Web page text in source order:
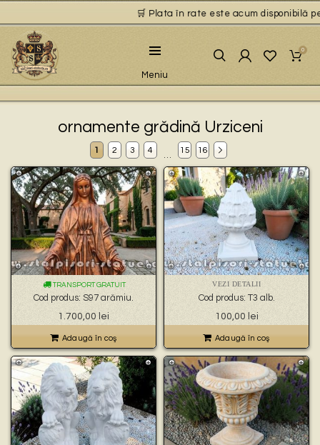
🛒 Plata în rate este acum disponibilă
Meniu
0
ornamente grădină Urziceni
1 2 3 4 15 16
TRANSPORT GRATUIT
Cod produs: S97 arămiu.
1.700,00 lei
Adaugă în coş
VEZI DETALII
Cod produs: T3 alb.
100,00 lei
Adaugă în coş